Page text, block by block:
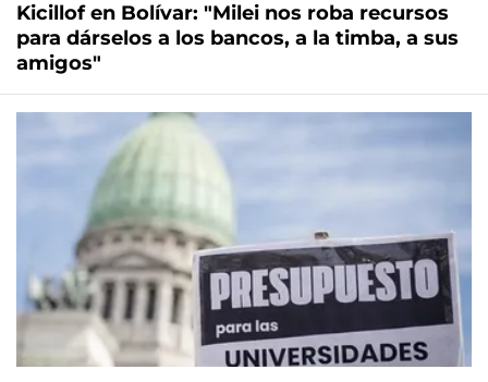
Kicillof en Bolívar: "Milei nos roba recursos
para dárselos a los bancos, a la timba, a sus
amigos"